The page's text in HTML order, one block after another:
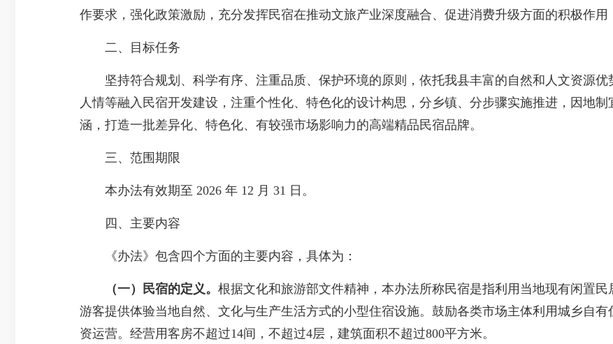
作要求，强化政策激励，充分发挥民宿在推动文旅产业深度融合、促进消费升级方面的积极作用
二、目标任务
坚持符合规划、科学有序、注重品质、保护环境的原则，依托我县丰富的自然和人文资源优
人情等融入民宿开发建设，注重个性化、特色化的设计构思，分乡镇、分步骤实施推进，因地
涵，打造一批差异化、特色化、有较强市场影响力的高端精品民宿品牌。
三、范围期限
本办法有效期至 2026 年 12 月 31 日。
四、主要内容
《办法》包含四个方面的主要内容，具体为：
（一） 民宿的定义。 根据文化和旅游部文件精神，本办法所称民宿是指利用当地现有闲置
游客提供体验当地自然、文化与生产生活方式的小型住宿设施。鼓励各类市场主体利用城乡自
资运营。经营用客房不超过14间，不超过4层，建筑面积不超过800平方米。